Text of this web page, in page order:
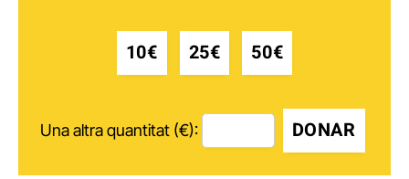
10€ 25€ 50€
Una altra quantitat (€): DONAR